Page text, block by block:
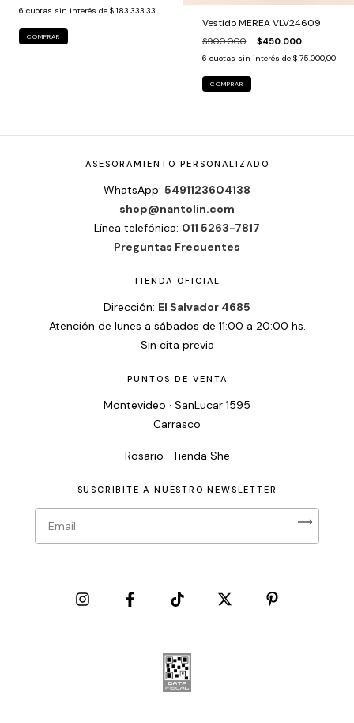
6 cuotas sin interés de $ 183.333,33
COMPRAR
Vestido MEREA VLV24609
$900.000 $450.000
6 cuotas sin interés de $ 75.000,00
COMPRAR
ASESORAMIENTO PERSONALIZADO
WhatsApp: 5491123604138
shop@nantolin.com
Línea telefónica: 011 5263-7817
Preguntas Frecuentes
TIENDA OFICIAL
Dirección: El Salvador 4685
Atención de lunes a sábados de 11:00 a 20:00 hs.
Sin cita previa
PUNTOS DE VENTA
Montevideo · SanLucar 1595
Carrasco
Rosario · Tienda She
SUSCRIBITE A NUESTRO NEWSLETTER